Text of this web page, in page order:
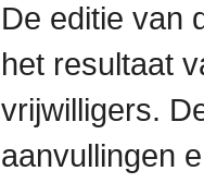
De editie van
het resultaat
vrijwilligers.
aanvullingen